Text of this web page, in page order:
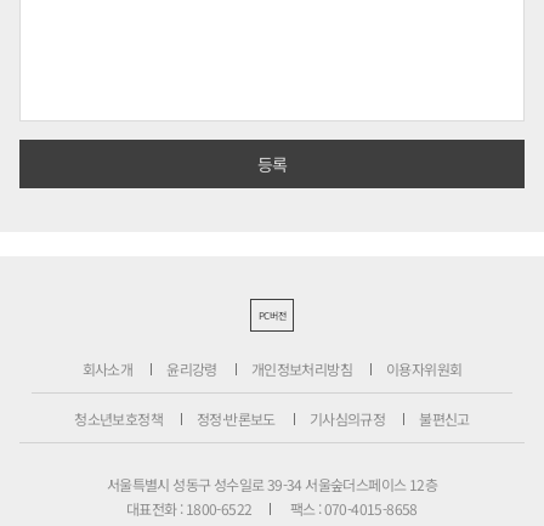
PC버전
회사소개 윤리강령 개인정보처리방침 이용자위원회
청소년보호정책 정정·반론보도 기사심의규정 불편신고
서울특별시 성동구 성수일로 39-34 서울숲더스페이스 12층
대표전화 : 1800-6522
팩스 : 070-4015-8658